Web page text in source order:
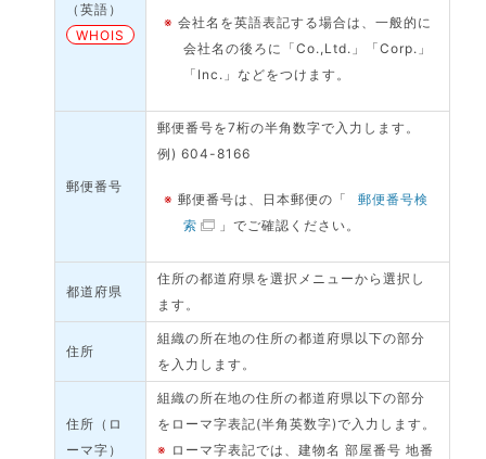
（英語）
WHOIS
※会社名を英語表記する場合は、一般的に
会社名の後ろに「Co.,Ltd.」「Corp.」
「Inc.」などをつけます。
郵便番号
郵便番号を7桁の半角数字で入力します。
例) 604-8166
※郵便番号は、日本郵便の「
郵便番号検
索
」でご確認ください。
都道府県
住所の都道府県を選択メニューから選択し
ます。
住所
組織の所在地の住所の都道府県以下の部分
を入力します。
住所（ロ
ーマ字）
組織の所在地の住所の都道府県以下の部分
をローマ字表記(半角英数字)で入力します。
※ ローマ字表記では、建物名 部屋番号 地番